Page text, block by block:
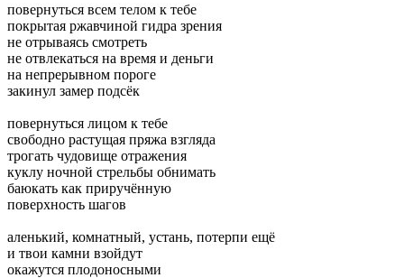
повернуться всем телом к тебе
покрытая ржавчиной гидра зрения
не отрываясь смотреть
не отвлекаться на время и деньги
на непрерывном пороге
закинул замер подсёк
повернуться лицом к тебе
свободно растущая пряжа взгляда
трогать чудовище отражения
куклу ночной стрельбы обнимать
баюкать как приручённую
поверхность шагов
аленький, комнатный, устань, потерпи ещё
и твои камни взойдут
окажутся плодоносными